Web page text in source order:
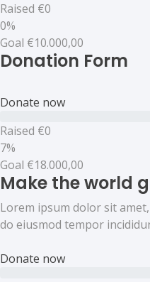
Raised €0
0%
Goal €10.000,00
Donation Form
Donate now
Raised €0
7%
Goal €18.000,00
Make the world
Lorem ipsum dolor sit
do eiusmod tempor
Donate now